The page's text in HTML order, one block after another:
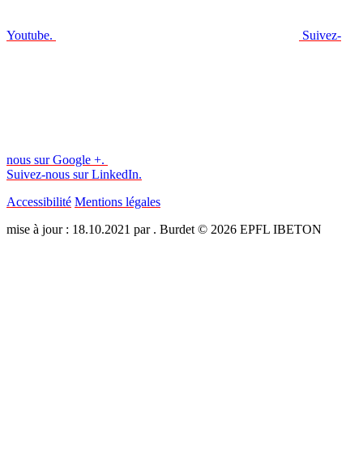
Youtube. Suivez-
nous sur Google +.
Suivez-nous sur LinkedIn.
Accessibilité Mentions légales
mise à jour : 18.10.2021 par . Burdet © 2026 EPFL IBETON